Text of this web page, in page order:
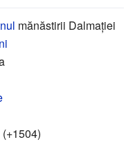
mănăstirii Dalmației